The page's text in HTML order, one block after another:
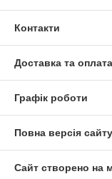
Контакти
Доставка та оплата
Графік роботи
Повна версія сайту
Сайт створено на